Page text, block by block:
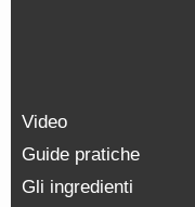
Video
Guide pratiche
Gli ingredienti